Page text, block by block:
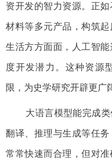
资开发的智力资源。正如
材料等多元产品，构筑
生活方方面面，人工智
度开发潜力。这种资源
限，为史学研究开辟更广
大语言模型能完成
翻译、推理与生成等任
常常快速而合理，但对